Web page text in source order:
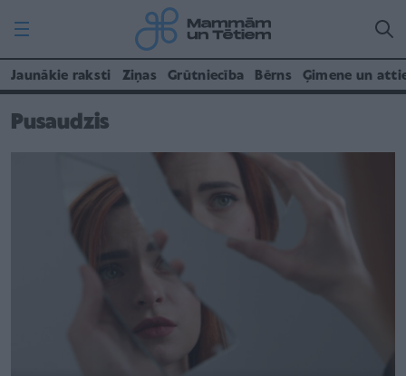
Jaunākie raksti Ziņas Grūtniecība Bērns Ģimene un
Pusaudzis